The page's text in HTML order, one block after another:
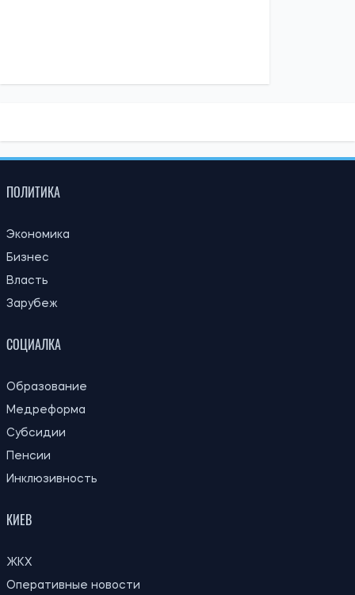
ПОЛИТИКА
Экономика
Бизнес
Власть
Зарубеж
СОЦИАЛКА
Образование
Медреформа
Субсидии
Пенсии
Инклюзивность
КИЕВ
ЖКХ
Оперативные новости